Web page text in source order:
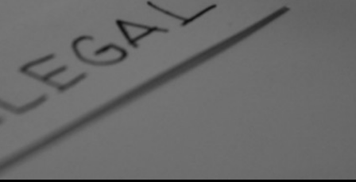
PRENDI UN APPUNTAMENTO